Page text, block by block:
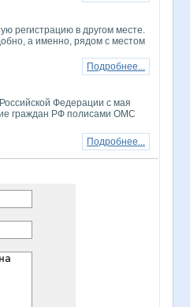
регистрацию в другом месте.
а именно, рядом с местом
Подробнее...
Федерации с мая
граждан РФ полисами ОМС
Подробнее...